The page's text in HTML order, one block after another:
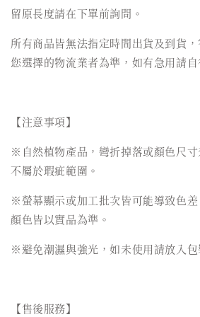
留原長度請在下單前詢問。
所有商品皆無法指定時間出貨及到貨
您選擇的物流業者為準，如有急用請自
【注意事項】
※自然植物產品，彎折掉落或顏色尺寸
不屬於瑕疵範圍。
※螢幕顯示或加工批次皆可能導致色差
顏色皆以實品為準。
※避免潮濕與強光，如未使用請放入包
【售後服務】